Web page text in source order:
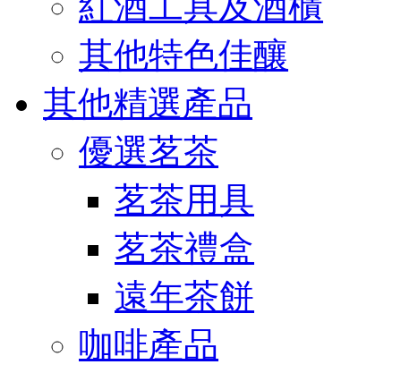
其他特色佳釀
其他精選產品
優選茗茶
茗茶用具
茗茶禮盒
遠年茶餅
咖啡產品